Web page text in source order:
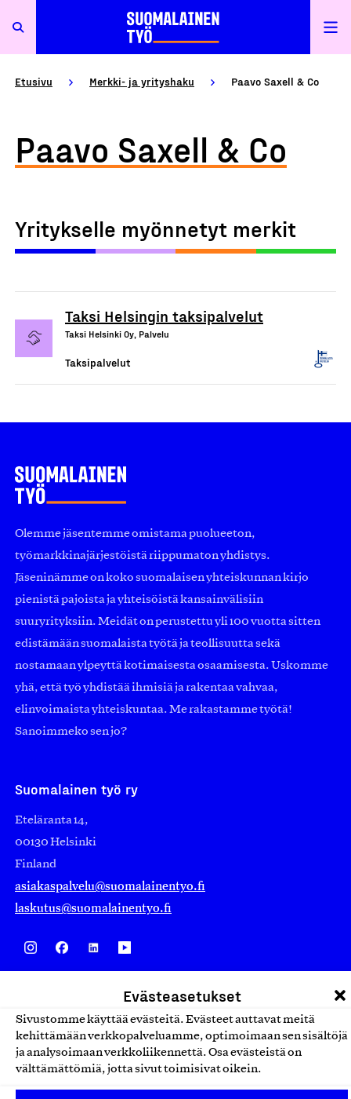
Evästeasetukset
Sivustomme käyttää evästeitä. Evästeet auttavat meitä
kehittämään verkkopalveluamme, optimoimaan sen sisältöjä
ja analysoimaan verkkoliikennettä. Osa evästeistä on
välttämättömiä, jotta sivut toimisivat oikein.
Etusivu Merkki- ja yrityshaku Paavo Saxell & Co
Paavo Saxell & Co
Yritykselle myönnetyt merkit
Taksi Helsingin taksipalvelut
Taksi Helsinki Oy, Palvelu
Taksipalvelut
Olemme jäsentemme omistama puolueeton,
työmarkkinajärjestöistä riippumaton yhdistys.
Jäseninämme on koko suomalaisen yhteiskunnan kirjo
pienistä pajoista ja yhteisöistä kansainvälisiin
suuryrityksiin. Meidät on perustettu yli 100 vuotta sitten
edistämään suomalaista työtä ja teollisuutta sekä
nostamaan ylpeyttä kotimaisesta osaamisesta. Uskomme
yhä, että työ yhdistää ihmisiä ja rakentaa vahvaa,
elinvoimaista yhteiskuntaa. Me rakastamme työtä!
Sanoimmeko sen jo?
Suomalainen työ ry
Eteläranta 14,
00130 Helsinki
Finland
asiakaspalvelu@suomalainentyo.fi
laskutus@suomalainentyo.fi
Design From Finland